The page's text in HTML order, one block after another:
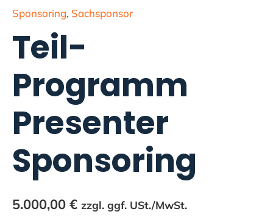
Sponsoring, Sachsponsor
Teil-
Programm
Presenter
Sponsoring
5.000,00 € zzgl. ggf. USt./MwSt.